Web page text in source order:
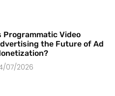
Programmatic Video
the Future of Ad
07/2026